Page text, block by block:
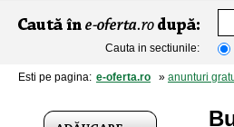
Cauta in sectiunile:
Esti pe pagina: e-oferta.ro » anunturi